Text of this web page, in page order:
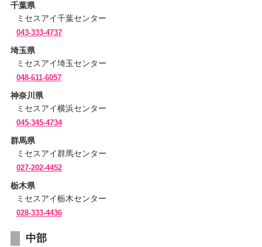
千葉県
ミセスアイ千葉センター
043-333-4737
埼玉県
ミセスアイ埼玉センター
048-611-6057
神奈川県
ミセスアイ横浜センター
045-345-4734
群馬県
ミセスアイ群馬センター
027-202-4452
栃木県
ミセスアイ栃木センター
028-333-4436
中部